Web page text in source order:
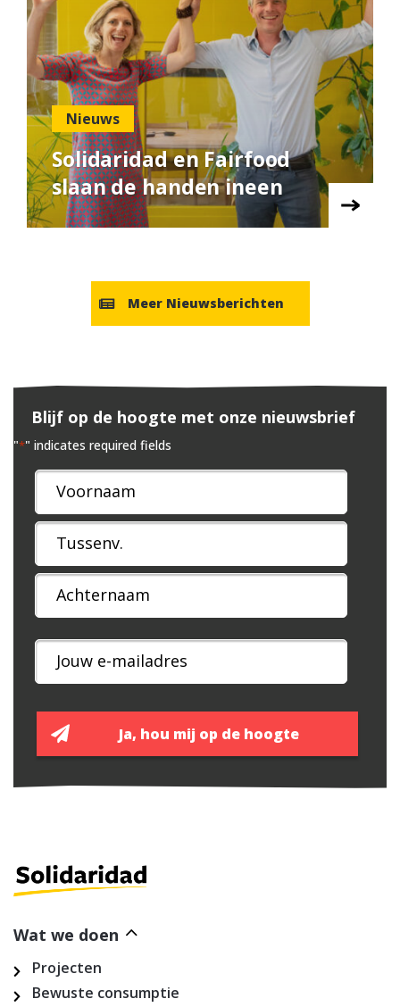
Nieuws
Solidaridad en Fairfood
slaan de handen ineen
Meer Nieuwsberichten
Blijf op de hoogte met onze nieuwsbrief
"*" indicates required fields
Naam
*
Wat we doen
Projecten
Bewuste consumptie